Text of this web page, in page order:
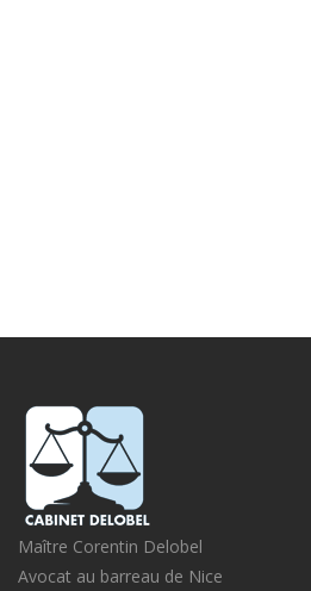
Maître Corentin Delobel
Avocat au barreau de Nice